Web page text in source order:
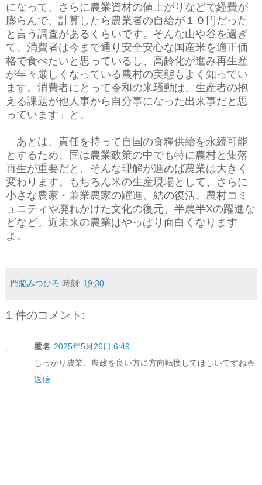
になって、さらに農業資材の値上がりなどで経費が
膨らんで、計算したら農業者の自給が１０円だった
と言う調査があるくらいです。そんな山や谷を過ぎ
て、消費者は今まで通り安全安心な国産米を適正価
格で食べたいと思っているし、高齢化が進み再生産
が年々厳しくなっている農村の実態もよく知ってい
ます。消費者にとって令和の米騒動は、生産者の抱
える課題が他人事から自分事になった出来事だと思
っています」と。
あとは、責任を持って自国の食糧供給を永続可能
とするため、国は農業政策の中でも特に農村と集落
再生が重要だと、そんな理解が進めば農業は大きく
変わります。もちろん米の生産現場として、さらに
小さな農家・兼業農家の躍進、結の復活、農村コミ
ュニティや廃れかけた文化の復元、半農半Xの躍進な
どなど。近未来の農業はやっぱり面白くなります
よ。
門脇みつひろ 時刻: 19:30
1 件のコメント:
匿名 2025年5月26日 6:49
しっかり農業、農政を良い方に方向転換してほしいですね🍚
返信